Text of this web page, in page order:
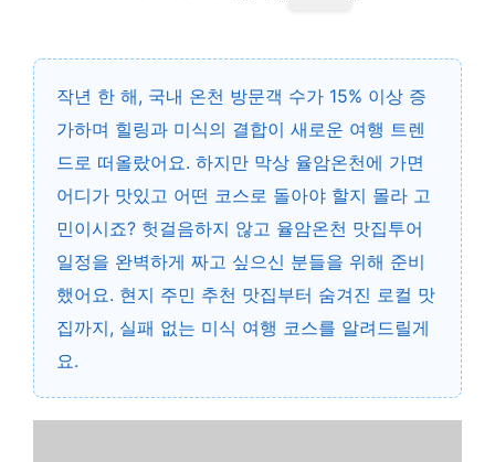
작년 한 해, 국내 온천 방문객 수가 15% 이상 증
가하며 힐링과 미식의 결합이 새로운 여행 트렌
드로 떠올랐어요. 하지만 막상 율암온천에 가면
어디가 맛있고 어떤 코스로 돌아야 할지 몰라 고
민이시죠? 헛걸음하지 않고 율암온천 맛집투어
일정을 완벽하게 짜고 싶으신 분들을 위해 준비
했어요. 현지 주민 추천 맛집부터 숨겨진 로컬 맛
집까지, 실패 없는 미식 여행 코스를 알려드릴게
요.